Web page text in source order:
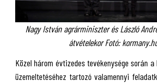
Nagy István agrárminiszter és László
átvételekor Fotó:
Közel három évtizedes tevékenysége során
üzemeltetéséhez tartozó valamennyi